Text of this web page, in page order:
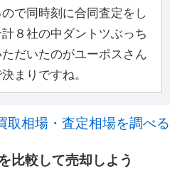
で同時刻に合同査定をし
８社の中ダントツぶっち
だいたのがユーポスさん
まりですね。
取相場・査定相場を調べる
比較して売却しよう